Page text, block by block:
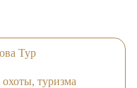
Тур
туризма